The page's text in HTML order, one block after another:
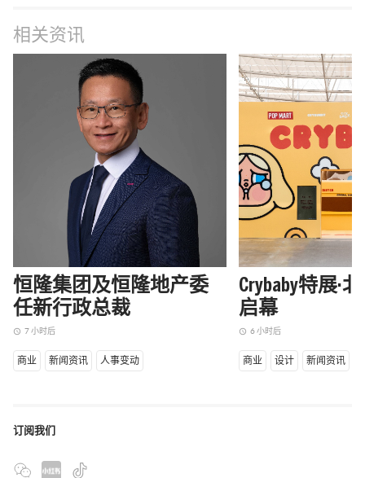
相关资讯
恒隆集团及恒隆地产委
任新行政总裁
access_time 7 小时后
商业 新闻资讯 人事变动
Crybaby特展·
启幕
access_time 6 小时后
商业 设计 新闻资讯
订阅我们